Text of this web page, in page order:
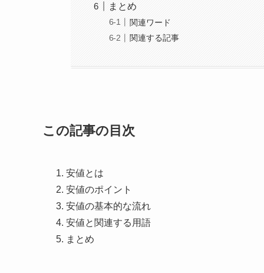
まとめ
関連ワード
関連する記事
この記事の目次
安値とは
安値のポイント
安値の基本的な流れ
安値と関連する用語
まとめ